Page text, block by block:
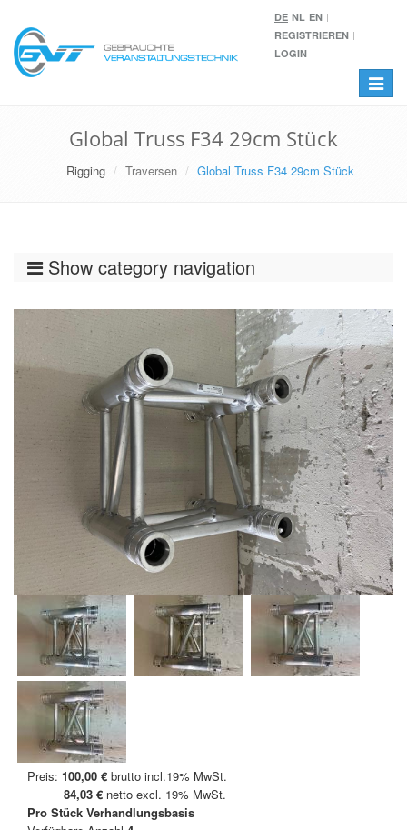
DE NL EN
REGISTRIEREN
LOGIN
Toggle
Global Truss F34 29cm Stück
Rigging Traversen Global Truss F34 29cm Stück
Show category navigation
Preis: 100,00 € brutto incl.19% MwSt.
84,03 € netto excl. 19% MwSt.
Pro Stück Verhandlungsbasis